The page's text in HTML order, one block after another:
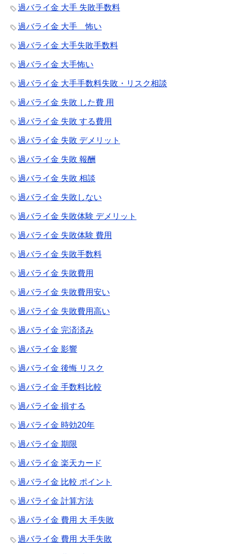
過バライ金 大手 失敗手数料
過バライ金 大手 怖い
過バライ金 大手失敗手数料
過バライ金 大手怖い
過バライ金 大手手数料失敗・リスク相談
過バライ金 失敗 した費 用
過バライ金 失敗 する費用
過バライ金 失敗 デメリット
過バライ金 失敗 報酬
過バライ金 失敗 相談
過バライ金 失敗しない
過バライ金 失敗体験 デメリット
過バライ金 失敗体験 費用
過バライ金 失敗手数料
過バライ金 失敗費用
過バライ金 失敗費用安い
過バライ金 失敗費用高い
過バライ金 完済済み
過バライ金 影響
過バライ金 後悔 リスク
過バライ金 手数料比較
過バライ金 損する
過バライ金 時効20年
過バライ金 期限
過バライ金 楽天カード
過バライ金 比較 ポイント
過バライ金 計算方法
過バライ金 費用 大 手失敗
過バライ金 費用 大手失敗